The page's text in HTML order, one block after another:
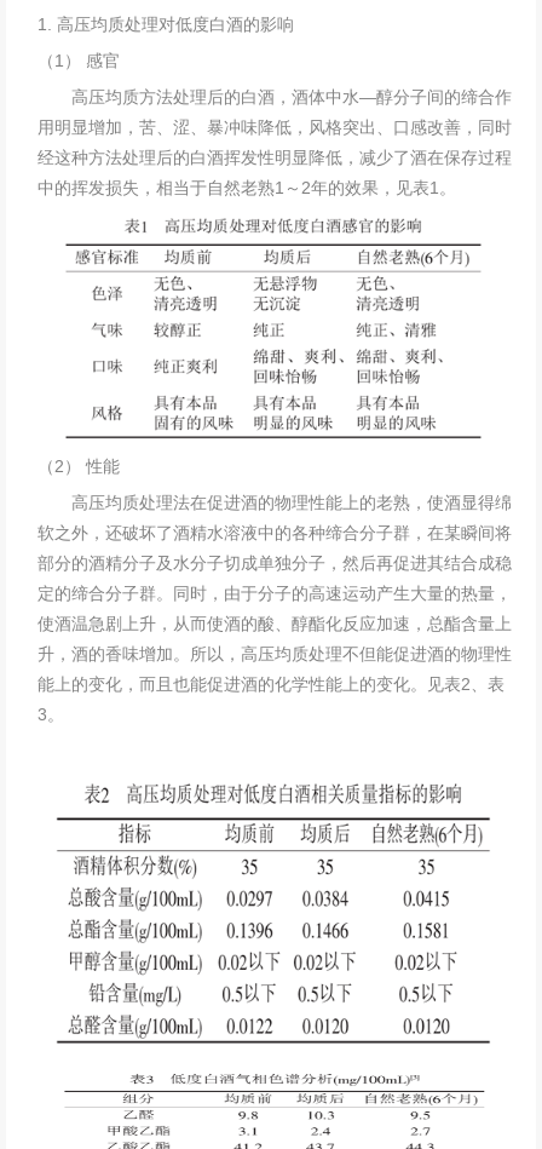
1. 高压均质处理对低度白酒的影响
（1） 感官
高压均质方法处理后的白酒，酒体中水—醇分子间的缔合作
用明显增加，苦、涩、暴冲味降低，风格突出、口感改善，同时
经这种方法处理后的白酒挥发性明显降低，减少了酒在保存过程
中的挥发损失，相当于自然老熟1～2年的效果，见表1。
（2） 性能
高压均质处理法在促进酒的物理性能上的老熟，使酒显得绵
软之外，还破坏了酒精水溶液中的各种缔合分子群，在某瞬间将
部分的酒精分子及水分子切成单独分子，然后再促进其结合成稳
定的缔合分子群。同时，由于分子的高速运动产生大量的热量，
使酒温急剧上升，从而使酒的酸、醇酯化反应加速，总酯含量上
升，酒的香味增加。所以，高压均质处理不但能促进酒的物理性
能上的变化，而且也能促进酒的化学性能上的变化。见表2、表
3。